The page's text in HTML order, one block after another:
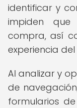
identificar y
impiden que
compra, así
experiencia del
Al analizar y
de
formularios